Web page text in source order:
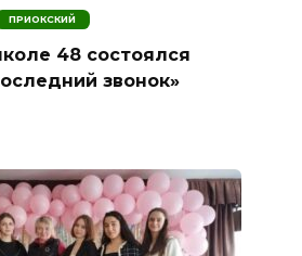
ПРИОКСКИЙ
48 состоялся
звонок»